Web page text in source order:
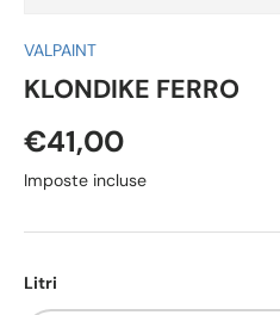
VALPAINT
KLONDIKE FERRO
€41,00
Imposte incluse
Litri